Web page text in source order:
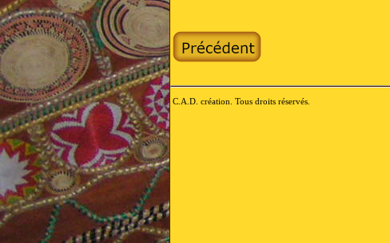
C.A.D. création. Tous droits réservés.